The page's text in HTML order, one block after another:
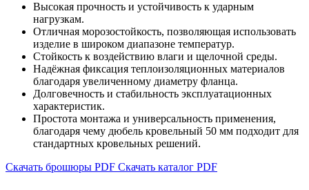
Высокая прочность и устойчивость к ударным
нагрузкам.
Отличная морозостойкость, позволяющая использовать
изделие в широком диапазоне температур.
Стойкость к воздействию влаги и щелочной среды.
Надёжная фиксация теплоизоляционных материалов
благодаря увеличенному диаметру фланца.
Долговечность и стабильность эксплуатационных
характеристик.
Простота монтажа и универсальность применения,
благодаря чему дюбель кровельный 50 мм подходит для
стандартных кровельных решений.
Скачать брошюры PDF Скачать каталог PDF